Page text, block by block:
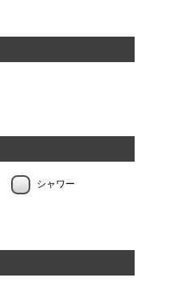
シャワー